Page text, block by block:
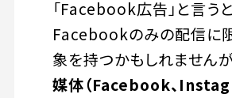
「Facebook広告」と言うと
Facebookのみの配信に
象を持つかもしれませんが
媒体（Facebook、